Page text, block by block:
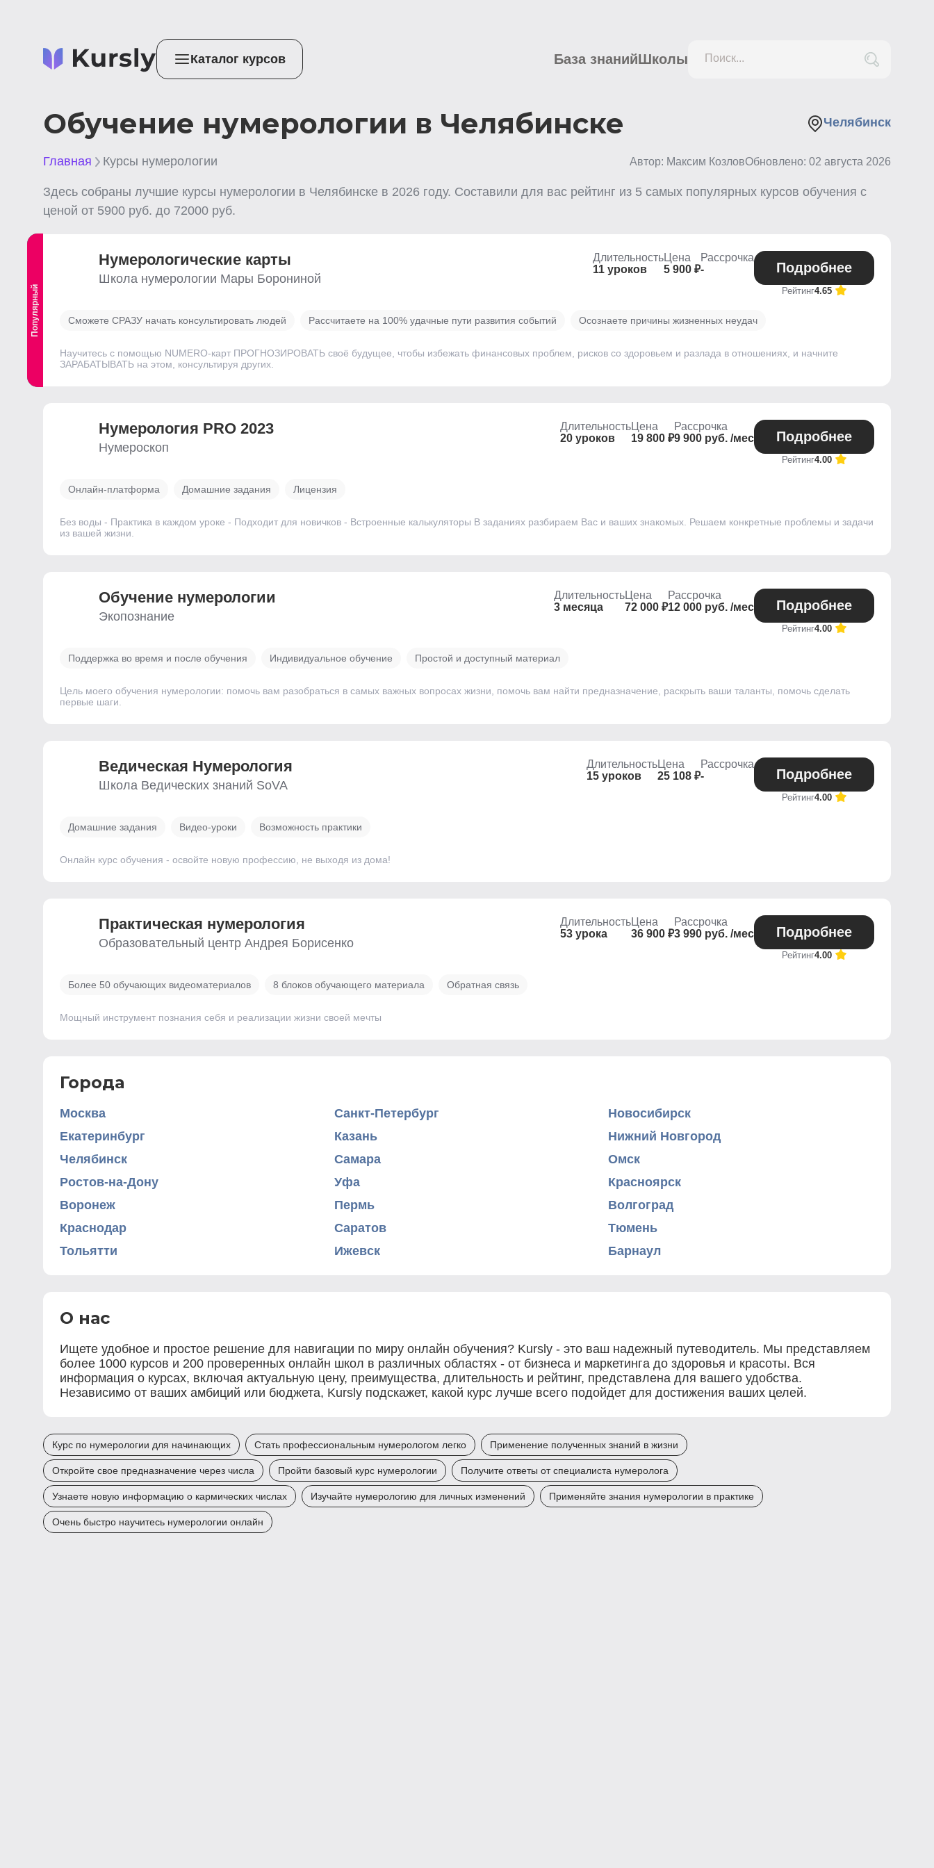
Каталог курсов База знанийШколы Поиск...
Обучение нумерологии в Челябинске Челябинск
Главная Курсы нумерологии Автор: Максим КозловОбновлено: 02 августа 2026
Здесь собраны лучшие курсы нумерологии в Челябинске в 2026 году. Составили для вас рейтинг из 5 самых популярных курсов обучения с
ценой от 5900 руб. до 72000 руб.
Выгодный
Популярный
Нумерологические карты
Школа нумерологии Мары Борониной
Длительность
11 уроков
Цена
5 900 ₽
Рассрочка
-
Подробнее
Рейтинг4.65
Сможете СРАЗУ начать консультировать людей Рассчитаете на 100% удачные пути развития событий Осознаете причины жизненных неудач
Научитесь с помощью NUMERO-карт ПРОГНОЗИРОВАТЬ своё будущее, чтобы избежать финансовых проблем, рисков со здоровьем и разлада в отношениях, и начните
ЗАРАБАТЫВАТЬ на этом, консультируя других.
Нумерология PRO 2023
Нумероскоп
Длительность
20 уроков
Цена
19 800 ₽
Рассрочка
9 900 руб. /мес
Подробнее
Рейтинг4.00
Онлайн-платформа Домашние задания Лицензия
Без воды - Практика в каждом уроке - Подходит для новичков - Встроенные калькуляторы В заданиях разбираем Вас и ваших знакомых. Решаем конкретные проблемы и задачи
из вашей жизни.
Обучение нумерологии
Экопознание
Длительность
3 месяца
Цена
72 000 ₽
Рассрочка
12 000 руб. /мес
Подробнее
Рейтинг4.00
Поддержка во время и после обучения Индивидуальное обучение Простой и доступный материал
Цель моего обучения нумерологии: помочь вам разобраться в самых важных вопросах жизни, помочь вам найти предназначение, раскрыть ваши таланты, помочь сделать
первые шаги.
Ведическая Нумерология
Школа Ведических знаний SoVA
Длительность
15 уроков
Цена
25 108 ₽
Рассрочка
-
Подробнее
Рейтинг4.00
Домашние задания Видео-уроки Возможность практики
Онлайн курс обучения - освойте новую профессию, не выходя из дома!
Практическая нумерология
Образовательный центр Андрея Борисенко
Длительность
53 урока
Цена
36 900 ₽
Рассрочка
3 990 руб. /мес
Подробнее
Рейтинг4.00
Более 50 обучающих видеоматериалов 8 блоков обучающего материала Обратная связь
Мощный инструмент познания себя и реализации жизни своей мечты
Города
Москва Санкт-Петербург
Новосибирск
Екатеринбург
Казань
Нижний Новгород
Челябинск
Самара
Омск
Ростов-на-Дону
Уфа
Красноярск
Воронеж
Пермь
Волгоград
Краснодар
Саратов
Тюмень
Тольятти
Ижевск Барнаул
О нас
Ищете удобное и простое решение для навигации по миру онлайн обучения? Kursly - это ваш надежный путеводитель. Мы представляем
более 1000 курсов и 200 проверенных онлайн школ в различных областях - от бизнеса и маркетинга до здоровья и красоты. Вся
информация о курсах, включая актуальную цену, преимущества, длительность и рейтинг, представлена для вашего удобства.
Независимо от ваших амбиций или бюджета, Kursly подскажет, какой курс лучше всего подойдет для достижения ваших целей.
Курс по нумерологии для начинающих Стать профессиональным нумерологом легко Применение полученных знаний в жизни
Откройте свое предназначение через числа Пройти базовый курс нумерологии Получите ответы от специалиста нумеролога
Узнаете новую информацию о кармических числах Изучайте нумерологию для личных изменений Применяйте знания нумерологии в практике
Очень быстро научитесь нумерологии онлайн